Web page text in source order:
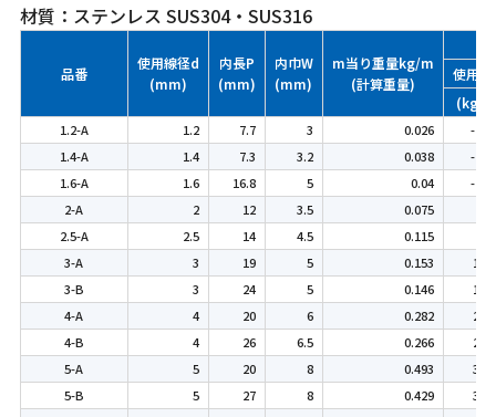
材質：ステンレス SUS304・SUS316
品番
使用線径d
(mm)
内長P
(mm)
内巾W
(mm)
m当り重量kg/m
(計算重量)
使用
(kgf)
1.2-A 1.2 7.7 3 0.026
-
1.4-A
1.4 7.3 3.2 0.038
-
1.6-A
1.6 16.8 5 0.04
-
2-A
2 12 3.5 0.075
2.5-A
2.5 14 4.5 0.115
3-A
3 19 5 0.153
120
3-B
3 24 5 0.146
120
4-A
4 20 6 0.282
200
4-B
4 26 6.5 0.266
200
5-A
5 20 8 0.493
350
5-B
5 27 8 0.429
350